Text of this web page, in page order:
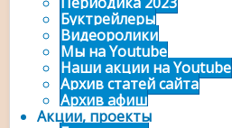
Буктрейлеры
Видеоролики
Мы на Youtube
Наши акции на Youtube
Архив статей сайта
Архив афиш
Акции, проекты